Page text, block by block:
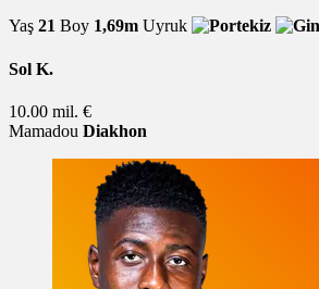
Yaş 21 Boy 1,69m Uyruk
Sol K.
10.00 mil. €
Mamadou Diakhon